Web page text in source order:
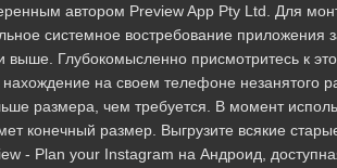
автором Preview App Pty Ltd. Для
системное востребование приложения
Глубокомысленно присмотритесь к
на своем телефоне незанятого
размера, чем требуется. В момент
конечный размер. Выгрузите всякие
- Plan your Instagram на Андроид,